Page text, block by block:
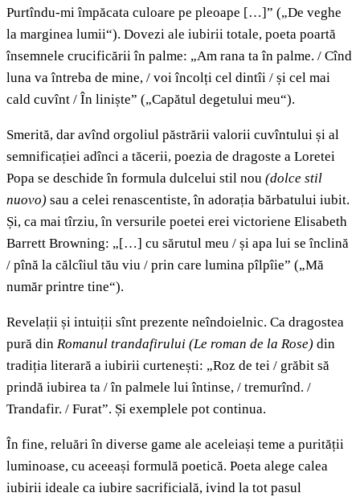
Purtîndu-mi împăcata culoare pe pleoape […]” („De veghe
la marginea lumii“). Dovezi ale iubirii totale, poeta poartă
însemnele crucificării în palme: „Am rana ta în palme. / Cînd
luna va întreba de mine, / voi încolți cel dintîi / și cel mai
cald cuvînt / În liniște” („Capătul degetului meu“).
Smerită, dar avînd orgoliul păstrării valorii cuvîntului și al
semnificației adînci a tăcerii, poezia de dragoste a Loretei
Popa se deschide în formula dulcelui stil nou (dolce stil
nuovo) sau a celei renascentiste, în adorația bărbatului iubit.
Și, ca mai tîrziu, în versurile poetei erei victoriene Elisabeth
Barrett Browning: „[…] cu sărutul meu / și apa lui se înclină
/ pînă la călcîiul tău viu / prin care lumina pîlpîie” („Mă
număr printre tine“).
Revelații și intuiții sînt prezente neîndoielnic. Ca dragostea
pură din Romanul trandafirului (Le roman de la Rose) din
tradiția literară a iubirii curtenești: „Roz de tei / grăbit să
prindă iubirea ta / în palmele lui întinse, / tremurînd. /
Trandafir. / Furat”. Și exemplele pot continua.
În fine, reluări în diverse game ale aceleiași teme a purității
luminoase, cu aceeași formulă poetică. Poeta alege calea
iubirii ideale ca iubire sacrificială, ivind la tot pasul